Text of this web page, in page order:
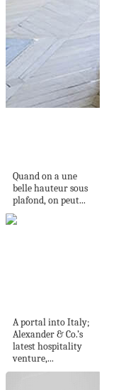
Quand on a une
belle hauteur sous
plafond, on peut...
A portal into Italy;
Alexander & Co.’s
latest hospitality
venture,...